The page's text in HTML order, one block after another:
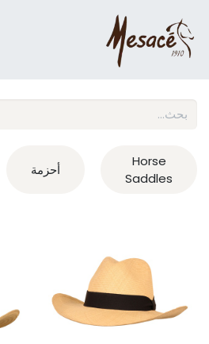
Horse
Saddles
أحزمة